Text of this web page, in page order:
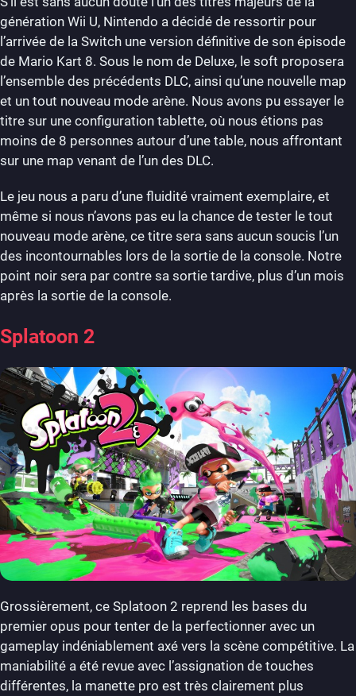
génération Wii U, Nintendo a décidé de ressortir pour
l’arrivée de la Switch une version définitive de son épisode
de Mario Kart 8. Sous le nom de Deluxe, le soft proposera
l’ensemble des précédents DLC, ainsi qu’une nouvelle map
et un tout nouveau mode arène. Nous avons pu essayer le
titre sur une configuration tablette, où nous étions pas
moins de 8 personnes autour d’une table, nous affrontant
sur une map venant de l’un des DLC.
Le jeu nous a paru d’une fluidité vraiment exemplaire, et
même si nous n’avons pas eu la chance de tester le tout
nouveau mode arène, ce titre sera sans aucun soucis l’un
des incontournables lors de la sortie de la console. Notre
point noir sera par contre sa sortie tardive, plus d’un mois
après la sortie de la console.
Splatoon 2
Grossièrement, ce Splatoon 2 reprend les bases du
premier opus pour tenter de la perfectionner avec un
gameplay indéniablement axé vers la scène compétitive. La
maniabilité a été revue avec l’assignation de touches
différentes, la manette pro est très clairement plus